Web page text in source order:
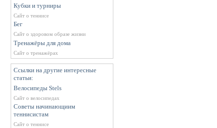
Кубки и турниры
Сайт о теннисе
Бег
Сайт о здоровом образе жизни
Тренажёры для дома
Сайт о тренажёрах
Ссылки на другие интересные
статьи:
Велосипеды Stels
Сайт о велосипедах
Советы начинающиим
теннисистам
Сайт о теннисе